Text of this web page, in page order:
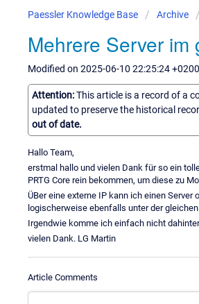
Paessler Knowledge Base Archive
Mehrere Server im
Modified on 2025-06-10 22:25:24 +0200
Attention:This article is a record of a
updated to preserve the historical
out of date.
Hallo Team,
erstmal hallo und vielen Dank für so ein
PRTG Core rein bekommen, um diese zu
ÜBer eine externe IP kann ich einen
logischerweise ebenfalls unter der
Irgendwie komme ich einfach nicht
vielen Dank. LG Martin
Article Comments